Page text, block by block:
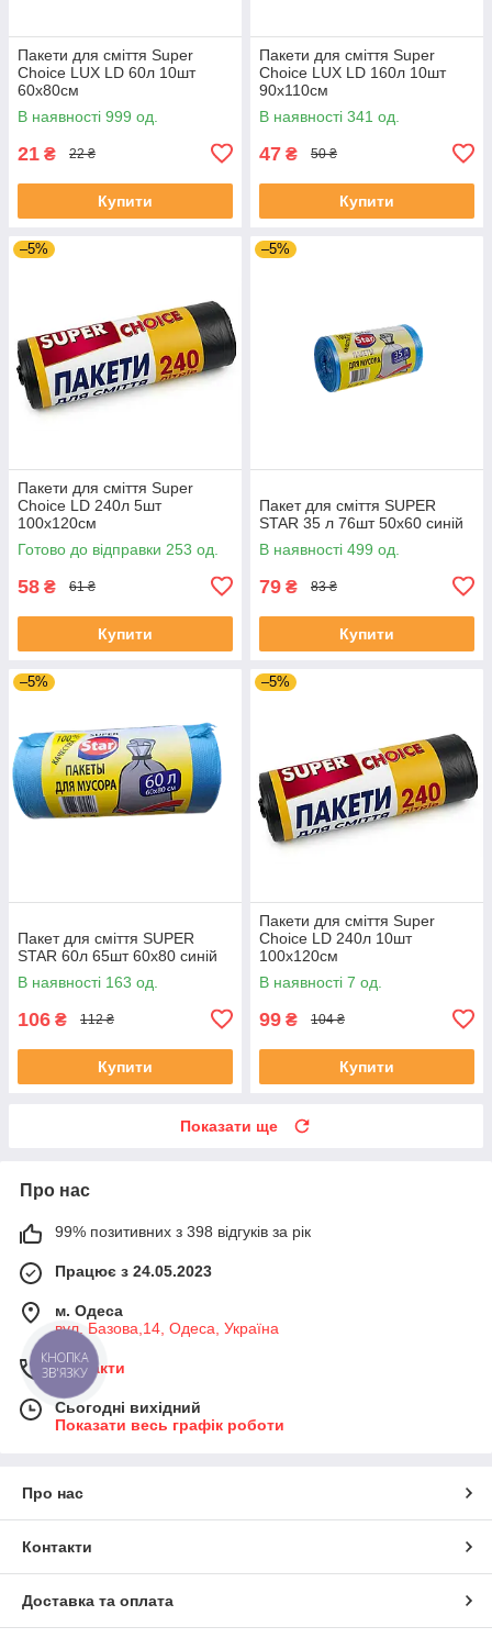
Пакети для сміття Super
Choice LUX LD 60л 10шт
60х80см
В наявності 999 од.
21 ₴ 22 ₴
Купити
Пакети для сміття Super
Choice LUX LD 160л 10шт
90х110см
В наявності 341 од.
47 ₴ 50 ₴
Купити
–5%
Пакети для сміття Super
Choice LD 240л 5шт
100х120см
Готово до відправки 253 од.
58 ₴ 61 ₴
Купити
–5%
Пакет для сміття SUPER
STAR 35 л 76шт 50х60 синій
В наявності 499 од.
79 ₴ 83 ₴
Купити
–5%
Пакет для сміття SUPER
STAR 60л 65шт 60х80 синій
В наявності 163 од.
106 ₴ 112 ₴
Купити
–5%
Пакети для сміття Super
Choice LD 240л 10шт
100х120см
В наявності 7 од.
99 ₴ 104 ₴
Купити
Показати ще
Про нас
99% позитивних з 398 відгуків за рік
Працює з 24.05.2023
м. Одеса
вул. Базова,14, Одеса, Україна
Контакти
Сьогодні вихідний
Показати весь графік роботи
Про нас
Контакти
Доставка та оплата
КНОПКА
ЗВ'ЯЗКУ